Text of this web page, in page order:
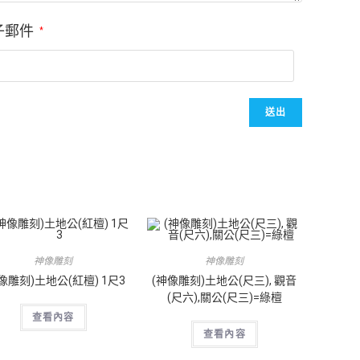
郵件 *
神像雕刻
雕刻)土地公(紅檀) 1尺3
查看內容
神像雕刻
(神像雕刻)土地公(尺三), 觀音
(尺六),關公(尺三)=綠檀
查看內容